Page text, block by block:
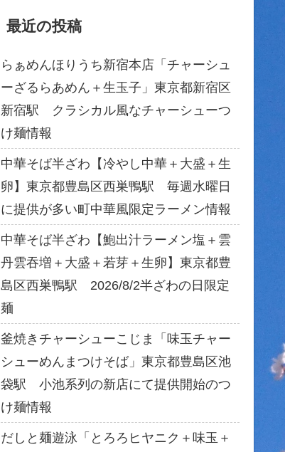
最近の投稿
らぁめんほりうち新宿本店「チャーシュ
ーざるらあめん＋生玉子」東京都新宿区
新宿駅 クラシカル風なチャーシューつ
け麺情報
中華そば半ざわ【冷やし中華＋大盛＋生
卵】東京都豊島区西巣鴨駅 毎週水曜日
に提供が多い町中華風限定ラーメン情報
中華そば半ざわ【鮑出汁ラーメン塩＋雲
丹雲吞増＋大盛＋若芽＋生卵】東京都豊
島区西巣鴨駅 2026/8/2半ざわの日限定
麺
釜焼きチャーシューこじま「味玉チャー
シューめんまつけそば」東京都豊島区池
袋駅 小池系列の新店にて提供開始のつ
け麺情報
だしと麺遊泳「とろろヒヤニク＋味玉＋